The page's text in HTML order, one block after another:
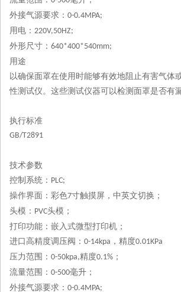
外接气源要求： 0-0.4MPA;
用电： 220V,50HZ;
外形尺寸： 640*400*540mm;
用途
以确保面罩在使用时能够有效地阻止有害气
性测试仪。这些测试仪器可以检测面罩是否有
执行标准
GB/T2891
技术参数
控制系统： PLC;
操作界面：彩色7寸触摸屏，中英文切换；
头模： PVC头模；
打印功能：嵌入式微型打印机；
进口高精度调压阀： 0-14kpa ，精度0.01KPa
压力范围： 0-50kpa,精度0.1% ；
流量范围： 0-500毫升；
外接气源要求： 0-0.4MPA;